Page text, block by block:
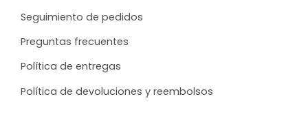
Seguimiento de pedidos
Preguntas frecuentes
Política de entregas
Política de devoluciones y reembolsos